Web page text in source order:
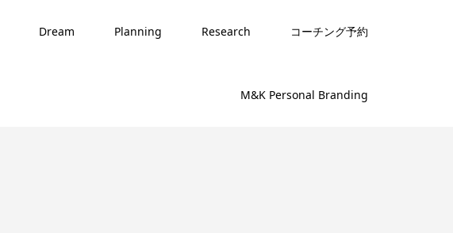
Dream Planning Research コーチング予約
M&K Personal Branding